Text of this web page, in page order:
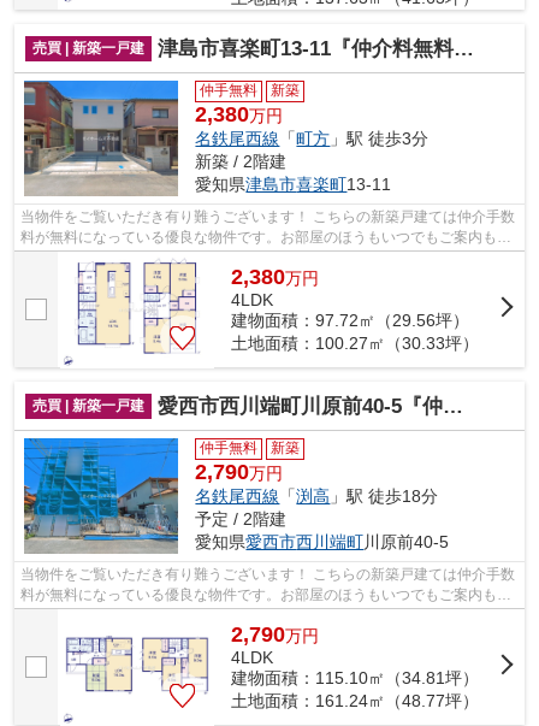
売買 | 新築一戸建 津島市喜楽町13-11『仲介料無料』新築戸建て
仲手無料 新築
2,380万円
名鉄尾西線 「町方 」駅 徒歩3分
新築 / 2階建
愛知県津島市喜楽町13-11
当物件をご覧いただき有り難うございます！ こちらの新築戸建ては仲介手数
料が無料になっている優良な物件です。お部屋のほうもいつでもご案内もさ
せて頂きますのでお気軽にお問合せ下...
2,380万円
4LDK
建物面積：97.72㎡（29.56坪）
土地面積：100.27㎡（30.33坪）
売買 | 新築一戸建 愛西市西川端町川原前40-5『仲介料無料』新築戸建て
仲手無料 新築
2,790万円
名鉄尾西線 「渕高 」駅 徒歩18分
予定 / 2階建
愛知県愛西市西川端町川原前40-5
当物件をご覧いただき有り難うございます！ こちらの新築戸建ては仲介手数
料が無料になっている優良な物件です。お部屋のほうもいつでもご案内もさ
2,790万円
4LDK
建物面積：115.10㎡（34.81坪）
土地面積：161.24㎡（48.77坪）